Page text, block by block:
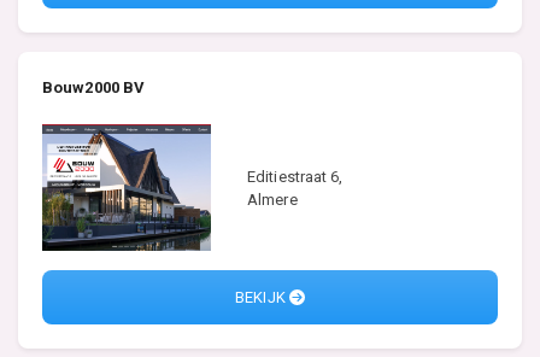
Bouw2000 BV
Editiestraat 6,
Almere
BEKIJK